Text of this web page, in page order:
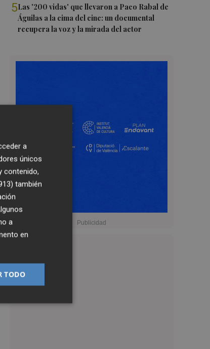
5Las '200 vidas' que llevaron a Paco Rabal de
Águilas a la cima del cine: un documental
recupera la voz y la mirada del actor
a
únicos
contenido,
también
a
en
TODO